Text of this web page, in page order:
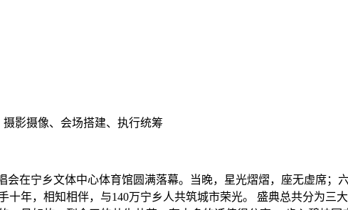
影摄像、会场搭建、执行统筹
在宁乡文体中心体育馆圆满落幕。当晚，星光熠熠，座无虚席；
年，相知相伴，与140万宁乡人共筑城市荣光。 盛典总共分为三